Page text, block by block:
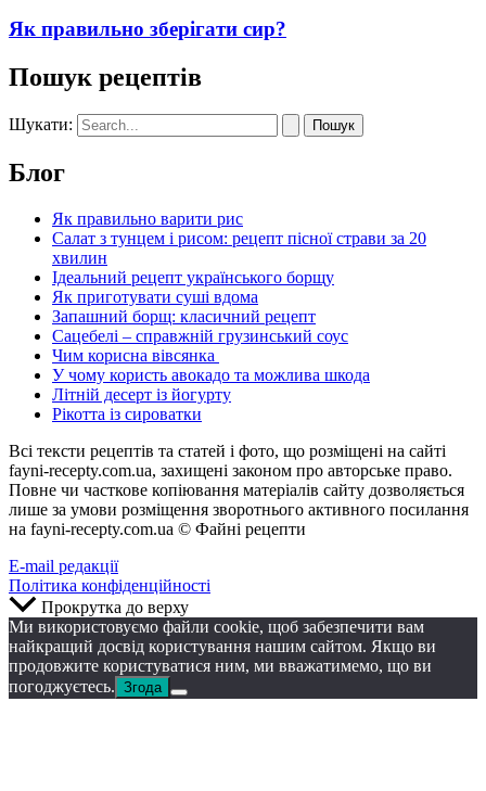
Як правильно зберігати сир?
Пошук рецептів
Шукати:
Блог
Як правильно варити рис
Салат з тунцем і рисом: рецепт пісної страви за 20
хвилин
Ідеальний рецепт українського борщу
Як приготувати суші вдома
Запашний борщ: класичний рецепт
Сацебелі – справжній грузинський соус
Чим корисна вівсянка
У чому користь авокадо та можлива шкода
Літній десерт із йогурту
Рікотта із сироватки
Всі тексти рецептів та статей і фото, що розміщені на сайті
fayni-recepty.com.ua, захищені законом про авторське право.
Повне чи часткове копіювання матеріалів сайту дозволяється
лише за умови розміщення зворотнього активного посилання
на fayni-recepty.com.ua © Файні рецепти
E-mail редакції
Політика конфіденційності
Прокрутка до верху
Ми використовуємо файли cookie, щоб забезпечити вам
найкращий досвід користування нашим сайтом. Якщо ви
продовжите користуватися ним, ми вважатимемо, що ви
погоджуєтесь. Згода